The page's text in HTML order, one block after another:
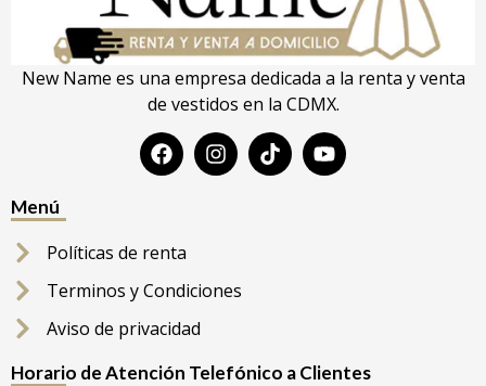
New Name es una empresa dedicada a la renta y venta
de vestidos en la CDMX.
Menú
Políticas de renta
Terminos y Condiciones
Aviso de privacidad
Horario de Atención Telefónico a Clientes